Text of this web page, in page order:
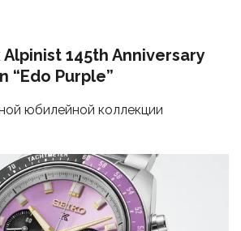
145th Anniversary
“Edo Purple”
юбилейной коллекции